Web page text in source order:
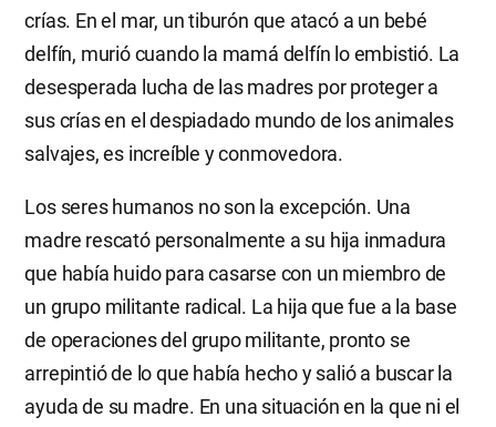
crías. En el mar, un tiburón que atacó a un bebé
delfín, murió cuando la mamá delfín lo embistió. La
desesperada lucha de las madres por proteger a
sus crías en el despiadado mundo de los animales
salvajes, es increíble y conmovedora.
Los seres humanos no son la excepción. Una
madre rescató personalmente a su hija inmadura
que había huido para casarse con un miembro de
un grupo militante radical. La hija que fue a la base
de operaciones del grupo militante, pronto se
arrepintió de lo que había hecho y salió a buscar la
ayuda de su madre. En una situación en la que ni el